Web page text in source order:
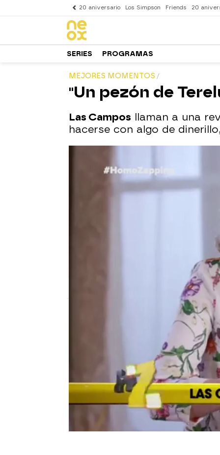
20 aniversario Los Simpson Friends 20
SERIES PROGRAMAS
MEJORES MOMENTOS
"Un pezón de
Las Campos llaman a una
hacerse con algo de
02 de julio de 2017, 22:31
Homo Zapping